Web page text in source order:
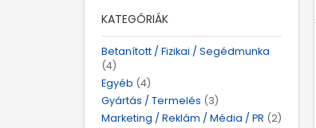
KATEGÓRIÁK
Betanított / Fizikai / Segédmunka
(4)
Egyéb (4)
Gyártás / Termelés (3)
Marketing / Reklám / Média / PR (2)